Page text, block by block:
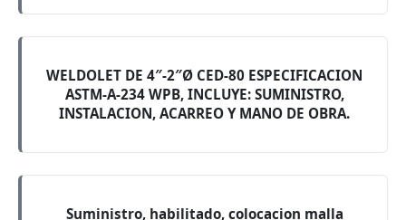
WELDOLET DE 4″-2″Ø CED-80 ESPECIFICACION
ASTM-A-234 WPB, INCLUYE: SUMINISTRO,
INSTALACION, ACARREO Y MANO DE OBRA.
Suministro, habilitado, colocacion malla